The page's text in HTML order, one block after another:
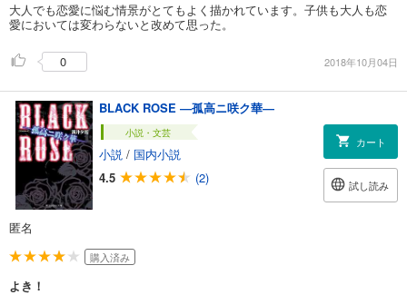
大人でも恋愛に悩む情景がとてもよく描かれています。子供も大人も恋
愛においては変わらないと改めて思った。
0 2018年10月04日
BLACK ROSE ―孤高ニ咲ク華―
小説・文芸
小説 / 国内小説
4.5
(2)
カート
試し読み
匿名
購入済み
よき！